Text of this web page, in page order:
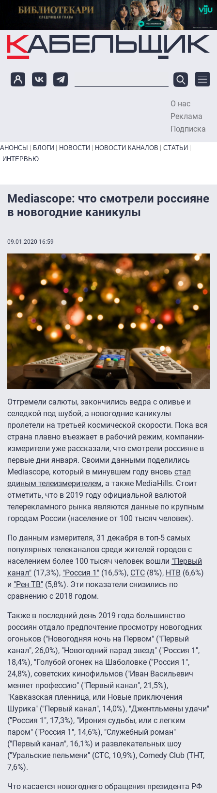
Перейти к основному содержанию
О нас
Реклама
Подписка
Primary links bottom
АНОНСЫ БЛОГИ НОВОСТИ НОВОСТИ КАНАЛОВ
СТАТЬИ
ИНТЕРВЬЮ
Mediascope: что смотрели россияне
в новогодние каникулы
09.01.2020 16:59
Отгремели салюты, закончились ведра с оливье и
селедкой под шубой, а новогодние каникулы
пролетели на третьей космической скорости. Пока вся
страна плавно въезжает в рабочий режим, компании-
измерители уже рассказали, что смотрели россияне в
первые дни января. Своими данными поделились
Mediascope, который в минувшем году вновь стал
единым телеизмерителем, а также MediaHills. Стоит
отметить, что в 2019 году официальной валютой
телерекламного рынка являются данные по крупным
городам России (население от 100 тысяч человек).
По данным измерителя, 31 декабря в топ-5 самых
популярных телеканалов среди жителей городов с
населением более 100 тысяч человек вошли "Первый
канал" (17,3%), "Россия 1" (16,5%), СТС (8%), НТВ (6,6%)
и "Рен ТВ" (5,8%). Эти показатели снизились по
сравнению с 2018 годом.
Также в последний день 2019 года большинство
россиян отдало предпочтение просмотру новогодних
огоньков ("Новогодняя ночь на Первом" ("Первый
канал", 26,0%), "Новогодний парад звезд" ("Россия 1",
18,4%), "Голубой огонек на Шаболовке ("Россия 1",
24,8%), советских кинофильмов ("Иван Васильевич
меняет профессию" ("Первый канал", 21,5%),
"Кавказская пленница, или Новые приключения
Шурика" ("Первый канал", 14,0%), "Джентльмены удачи"
("Россия 1", 17,3%), "Ирония судьбы, или с легким
паром" ("Россия 1", 14,6%), "Служебный роман"
("Первый канал", 16,1%) и развлекательных шоу
("Уральские пельмени" (СТС, 10,9%), Comedy Club (ТНТ,
7,6%).
Что касается новогоднего обращения президента РФ